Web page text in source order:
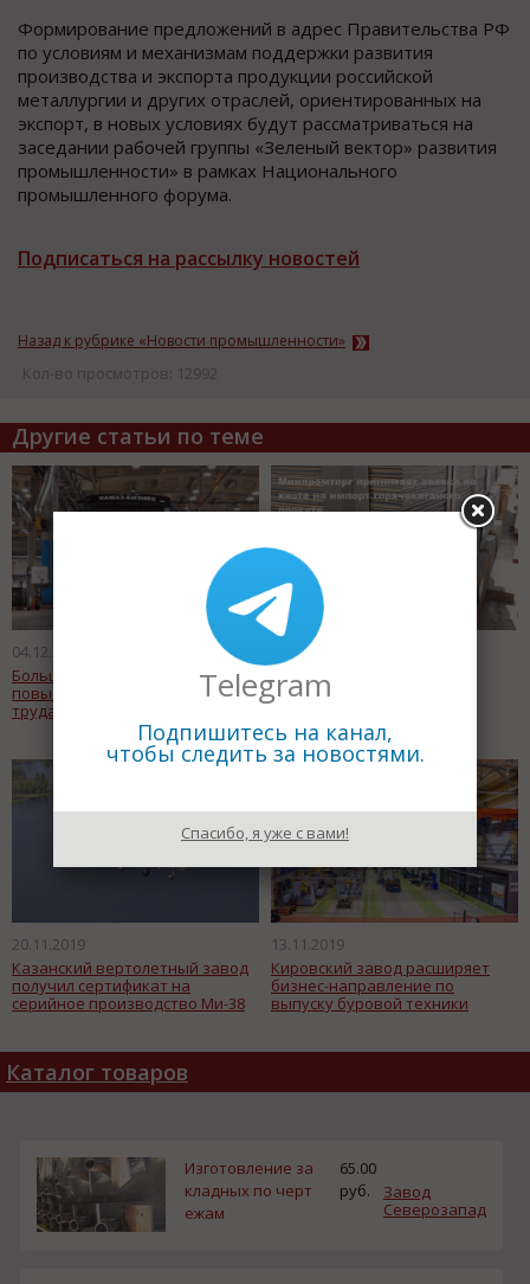
Формирование предложений в адрес Правительства РФ
по условиям и механизмам поддержки развития
производства и экспорта продукции российской
металлургии и других отраслей, ориентированных на
экспорт, в новых условиях будут рассматриваться на
заседании рабочей группы «Зеленый вектор» развития
промышленности» в рамках Национального
промышленного форума.
Подписаться на рассылку новостей
Назад к рубрике «Новости промышленности»
Кол-во просмотров: 12992
Другие статьи по теме
04.12.2019
Больше предприятий смогут
повысить производительность
труда с помощью займов ФРП
27.11.2019
Минпромторг России
распределил специальную
квоту на импорт
горячекатаного проката
20.11.2019
Казанский вертолетный завод
получил сертификат на
серийное производство Ми-38
13.11.2019
Кировский завод расширяет
бизнес-направление по
выпуску буровой техники
Каталог товаров
Изготовление за
кладных по черт
ежам
65.00
руб.
Завод
Северозапад
Telegram
Подпишитесь на канал,
чтобы следить за новостями.
Спасибо, я уже с вами!